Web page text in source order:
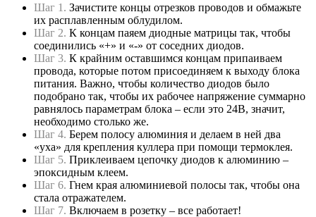
Шаг 1. Зачистите концы отрезков проводов и обмажьте
их расплавленным облудилом.
Шаг 2. К концам паяем диодные матрицы так, чтобы
соединились «+» и «-» от соседних диодов.
Шаг 3. К крайним оставшимся концам припаиваем
провода, которые потом присоединяем к выходу блока
питания. Важно, чтобы количество диодов было
подобрано так, чтобы их рабочее напряжение суммарно
равнялось параметрам блока – если это 24В, значит,
необходимо столько же.
Шаг 4. Берем полосу алюминия и делаем в ней два
«уха» для крепления куллера при помощи термоклея.
Шаг 5. Приклеиваем цепочку диодов к алюминию –
эпоксидным клеем.
Шаг 6. Гнем края алюминиевой полосы так, чтобы она
стала отражателем.
Шаг 7. Включаем в розетку – все работает!